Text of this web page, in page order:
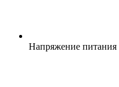
Напряжение питания